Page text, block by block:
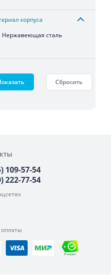
корпуса
Нержавеющая сталь
Сбросить
109-57-54
222-77-54